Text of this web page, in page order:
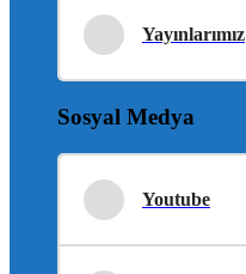
Yayınlarımız
Sosyal Medya
Youtube